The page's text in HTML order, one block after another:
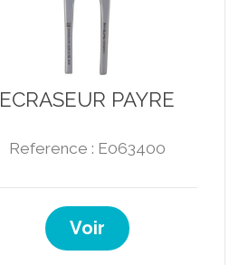
ECRASEUR PAYRE
Reference : E063400
Voir